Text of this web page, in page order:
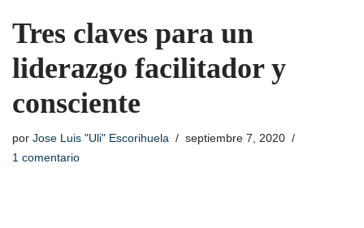
Tres claves para un
liderazgo facilitador y
consciente
por Jose Luis "Uli" Escorihuela
septiembre 7, 2020
1 comentario